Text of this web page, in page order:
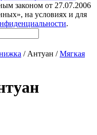
законом от 27.07.2006
на условиях и для
.
/ Антуан /Мягкая